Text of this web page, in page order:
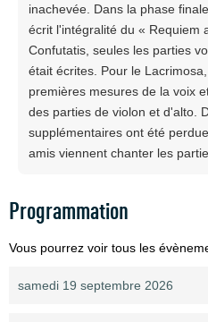
inachevée. Dans la phase
écrit l'intégralité du « Requiem
Confutatis, seules les parties
était écrites. Pour le
premières mesures de la voix
des parties de violon et d'alto.
supplémentaires ont été
amis viennent chanter les
Programmation
Vous pourrez voir tous les
samedi 19 septembre 2026